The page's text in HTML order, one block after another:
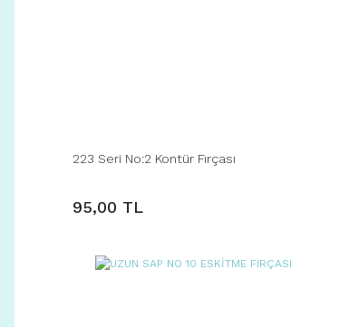
223 Seri No:2 Kontür Fırçası
95,00 TL